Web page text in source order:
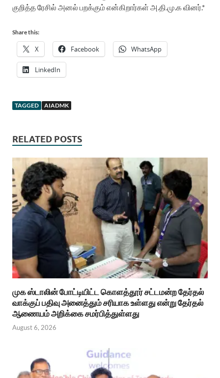
குறித்த ரேசில் அனல் பறக்கும் என்கிறார்கள் அ.தி.மு.க வினர்.*
Share this:
X Facebook WhatsApp
LinkedIn
TAGGED AIADMK
RELATED POSTS
முக ஸ்டாலின் போட்டியிட்ட கொளத்தூர் சட்டமன்ற தேர்தல்
வாக்குப் பதிவு அனைத்தும் சரியாக உள்ளது என்று தேர்தல்
ஆணையம் அறிக்கை சமர்பித்துள்ளது
August 6, 2026